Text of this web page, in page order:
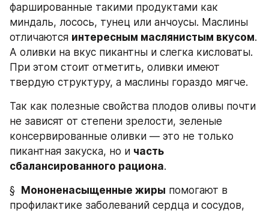
фаршированные такими продуктами как
миндаль, лосось, тунец или анчоусы. Маслины
отличаются интересным маслянистым вкусом.
А оливки на вкус пикантны и слегка кисловаты.
При этом стоит отметить, оливки имеют
твердую структуру, а маслины гораздо мягче.
Так как полезные свойства плодов оливы почти
не зависят от степени зрелости, зеленые
консервированные оливки — это не только
пикантная закуска, но и часть
сбалансированного рациона.
§ Мононенасыщенные жиры помогают в
профилактике заболеваний сердца и сосудов,